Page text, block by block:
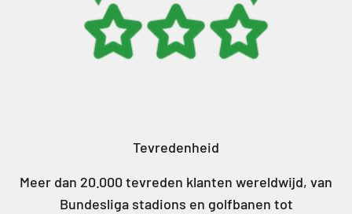
Tevredenheid
Meer dan 20.000 tevreden klanten wereldwijd, van
Bundesliga stadions en golfbanen tot